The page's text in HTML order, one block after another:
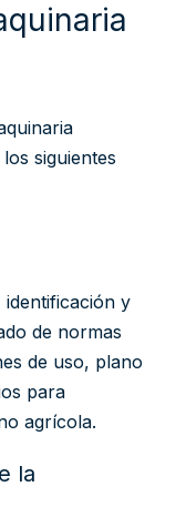
siguientes
y
de normas
de uso, plano
para
agrícola.
la